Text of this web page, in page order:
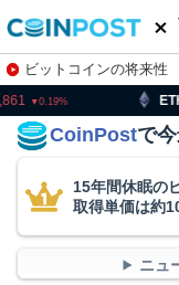
ビットコインの将来性
株特集・関連銘柄
302,283.0
CoinPostで
15年間休眠の
取得単価は約
ニュ